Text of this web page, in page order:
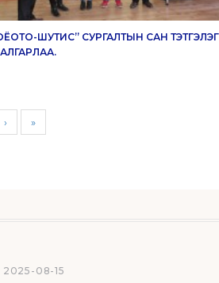
ШУТИС” СУРГАЛТЫН САН
› »
2025-08-15